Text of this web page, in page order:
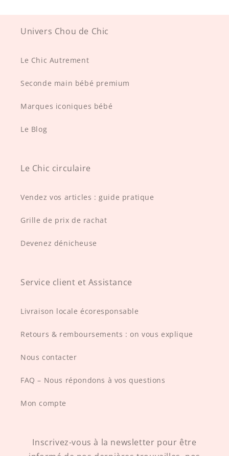
Univers Chou de Chic
Le Chic Autrement
Seconde main bébé premium
Marques iconiques bébé
Le Blog
Le Chic circulaire
Vendez vos articles : guide pratique
Grille de prix de rachat
Devenez dénicheuse
Service client et Assistance
Livraison locale écoresponsable
Retours & remboursements : on vous explique
Nous contacter
FAQ – Nous répondons à vos questions
Mon compte
Inscrivez-vous à la newsletter pour être